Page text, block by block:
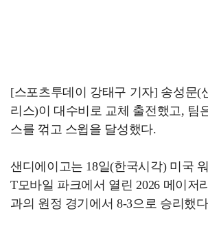
[스포츠투데이 강태구 기자] 송성문(
리스)이 대수비로 교체 출전했고, 팀
스를 꺾고 스윕을 달성했다.
샌디에이고는 18일(한국시각) 미국
T모바일 파크에서 열린 2026 메이저
과의 원정 경기에서 8-3으로 승리했